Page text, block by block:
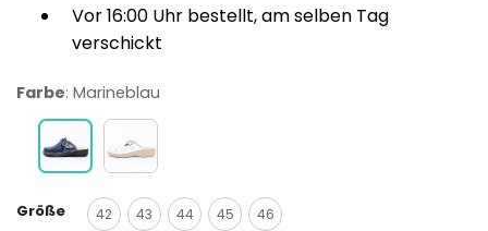
Vor 16:00 Uhr bestellt, am selben Tag
verschickt
Farbe: Marineblau
Größe 42 43 44 45 46